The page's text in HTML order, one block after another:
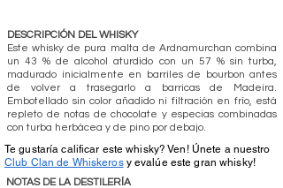
DESCRIPCIÓN DEL WHISKY
Este whisky de pura malta de Ardnamurchan combina
un 43 % de alcohol aturdido con un 57 % sin turba,
madurado inicialmente en barriles de bourbon antes
de volver a trasegarlo a barricas de Madeira.
Embotellado sin color añadido ni filtración en frío, está
repleto de notas de chocolate y especias combinadas
con turba herbácea y de pino por debajo.
Te gustaría calificar este whisky? Ven! Únete a nuestro
Club Clan de Whiskerosy evalúe este gran whisky!
NOTAS DE LA DESTILERÍA